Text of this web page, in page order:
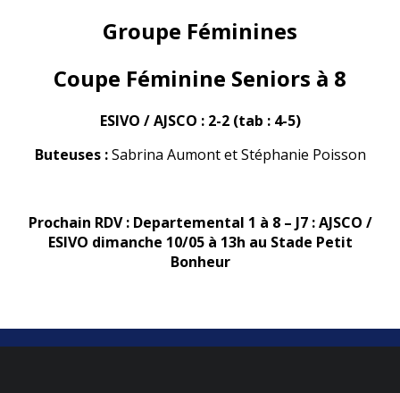
Groupe Féminines
Coupe Féminine Seniors à 8
ESIVO / AJSCO : 2-2 (tab : 4-5)
Buteuses :Sabrina Aumont et Stéphanie Poisson
Prochain RDV : Departemental 1 à 8 – J7 : AJSCO /
ESIVO dimanche 10/05 à 13h au Stade Petit
Bonheur